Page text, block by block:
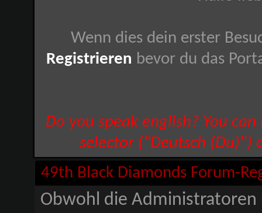
Wenn dies dein erster
Registrieren bevor du das
Do you speak english? You
selector ("Deutsch (Du)")
49th Black Diamonds Forum-
Obwohl die